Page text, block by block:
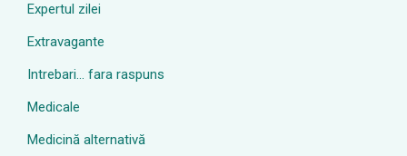
Expertul zilei
Extravagante
Intrebari… fara raspuns
Medicale
Medicină alternativă